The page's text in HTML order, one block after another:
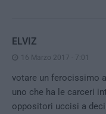
ELVIZ
16 Marzo 2017 - 7:01
votare un ferocissimo
uno che ha le carceri
oppositori uccisi a